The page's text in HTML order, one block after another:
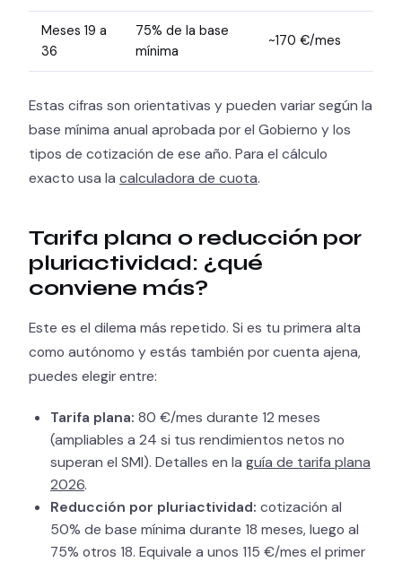
Meses 19 a
36
75% de la base
mínima
~170 €/mes
Estas cifras son orientativas y pueden variar según la
base mínima anual aprobada por el Gobierno y los
tipos de cotización de ese año. Para el cálculo
exacto usa la calculadora de cuota.
Tarifa plana o reducción por
pluriactividad: ¿qué
conviene más?
Este es el dilema más repetido. Si es tu primera alta
como autónomo y estás también por cuenta ajena,
puedes elegir entre:
Tarifa plana: 80 €/mes durante 12 meses
(ampliables a 24 si tus rendimientos netos no
superan el SMI). Detalles en la guía de tarifa plana
2026.
Reducción por pluriactividad: cotización al
50% de base mínima durante 18 meses, luego al
75% otros 18. Equivale a unos 115 €/mes el primer